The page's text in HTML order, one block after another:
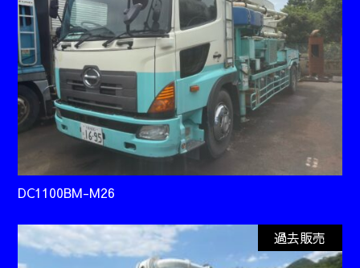
DC1100BM-M26
過去販売